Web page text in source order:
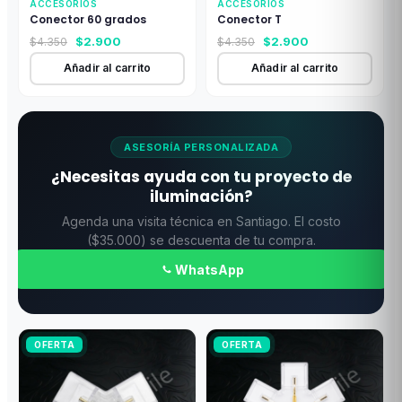
ACCESORIOS
Conector 60 grados
$4.350
El
precio
original
era:
$2.900
precio
actual
es:
Añadir al carrito
ACCESORIOS
Conector T
$4.350
El
precio
original
era:
$2.900
precio
actual
es:
Añadir al carrito
ASESORÍA PERSONALIZADA
¿Necesitas ayuda con tu proyecto de
iluminación?
Agenda una visita técnica en Santiago. El costo
($35.000) se descuenta de tu compra.
WhatsApp
OFERTA OFERTA